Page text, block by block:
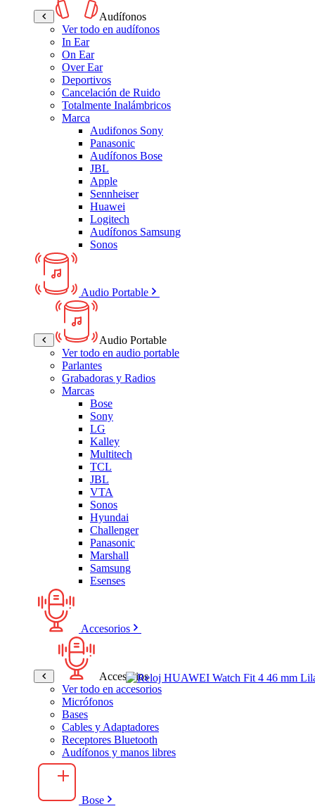
Audífonos
Ver todo en audífonos
In Ear
On Ear
Over Ear
Deportivos
Cancelación de Ruido
Totalmente Inalámbricos
Marca
Audifonos Sony
Panasonic
Audífonos Bose
JBL
Apple
Sennheiser
Huawei
Logitech
Audífonos Samsung
Sonos
Audio Portable
Audio Portable
Ver todo en audio portable
Parlantes
Grabadoras y Radios
Marcas
Bose
Sony
LG
Kalley
Multitech
TCL
JBL
VTA
Sonos
Hyundai
Challenger
Panasonic
Marshall
Samsung
Esenses
Accesorios
Accesorios
Ver todo en accesorios
Micrófonos
Bases
Cables y Adaptadores
Receptores Bluetooth
Audífonos y manos libres
Bose